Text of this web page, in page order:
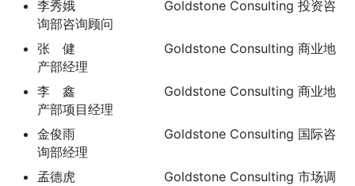
李秀娥 Goldstone Consulting 投资咨
询部咨询顾问
张 健 Goldstone Consulting 商业地
产部经理
李 鑫 Goldstone Consulting 商业地
产部项目经理
金俊雨 Goldstone Consulting 国际咨
询部经理
孟德虎 Goldstone Consulting 市场调